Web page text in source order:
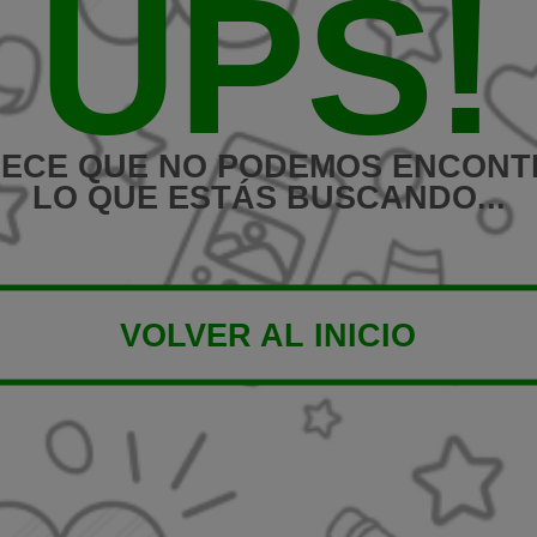
UPS!
QUE NO PODEMOS
LO QUE ESTÁS BUSCANDO...
VOLVER AL INICIO